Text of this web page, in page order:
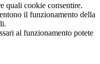
quali cookie consentire.
il funzionamento della
al funzionamento potete